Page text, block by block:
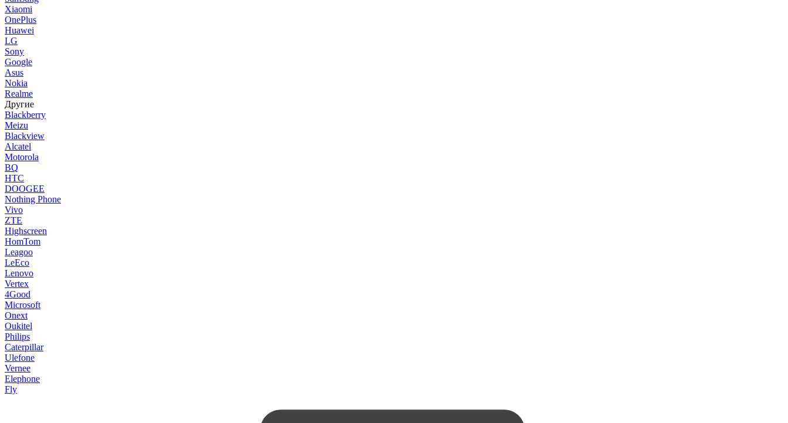
Xiaomi
OnePlus
Huawei
LG
Sony
Google
Asus
Nokia
Realme
Другие
Blackberry
Meizu
Blackview
Alcatel
Motorola
BQ
HTC
DOOGEE
Nothing Phone
Vivo
ZTE
Highscreen
HomTom
Leagoo
LeEco
Lenovo
Vertex
4Good
Microsoft
Onext
Oukitel
Philips
Caterpillar
Ulefone
Vernee
Elephone
Fly